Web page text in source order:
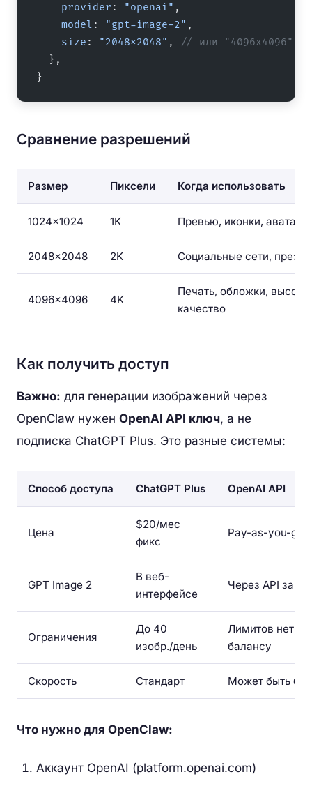
    provider
: "openai" ,
    model
: "gpt-image-2" ,
    size
: "2048x2048" ,
// или "4096x4096"
  },
}
Сравнение разрешений
Размер Пиксели Когда использовать
1024×1024 1K Превью, иконки, аватары
2048×2048 2K Социальные сети,
4096×4096 4K
Печать, обложки,
качество
Как получить доступ
Важно: для генерации изображений через
OpenClaw нужен OpenAI API ключ, а не
подписка ChatGPT Plus. Это разные системы:
Способ доступа ChatGPT Plus OpenAI API
Цена
$20/мес
фикс
Pay-as-you-go
GPT Image 2
В веб-
интерфейсе
Через API
Ограничения
До 40
изобр./день
Лимитов нет,
балансу
Скорость Стандарт Может быть
Что нужно для OpenClaw:
Аккаунт OpenAI (platform.openai.com)